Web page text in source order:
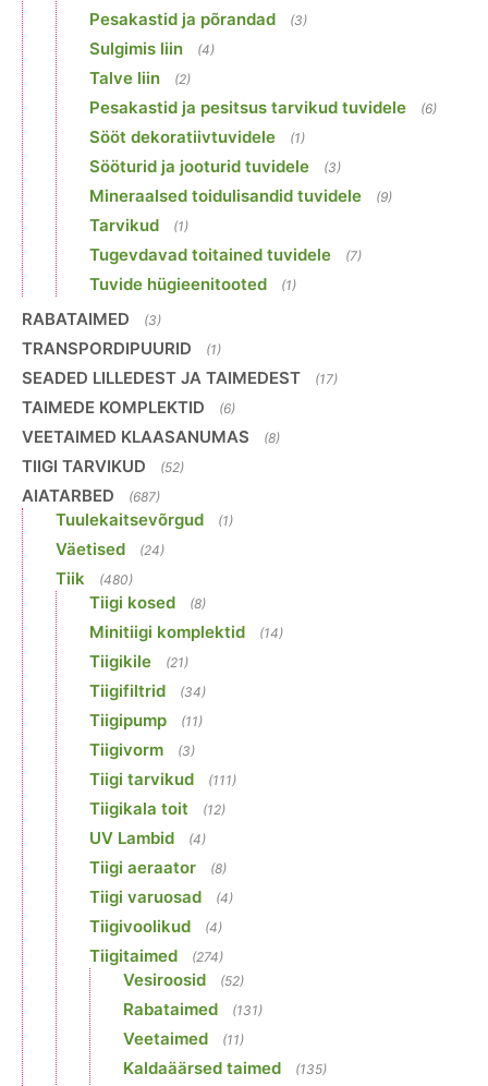
Pesakastid ja põrandad (3)
Sulgimis liin (4)
Talve liin (2)
Pesakastid ja pesitsus tarvikud tuvidele (6)
Sööt dekoratiivtuvidele (1)
Sööturid ja jooturid tuvidele (3)
Mineraalsed toidulisandid tuvidele (9)
Tarvikud (1)
Tugevdavad toitained tuvidele (7)
Tuvide hügieenitooted (1)
RABATAIMED (3)
TRANSPORDIPUURID (1)
SEADED LILLEDEST JA TAIMEDEST (17)
TAIMEDE KOMPLEKTID (6)
VEETAIMED KLAASANUMAS (8)
TIIGI TARVIKUD (52)
AIATARBED (687)
Tuulekaitsevõrgud (1)
Väetised (24)
Tiik (480)
Tiigi kosed (8)
Minitiigi komplektid (14)
Tiigikile (21)
Tiigifiltrid (34)
Tiigipump (11)
Tiigivorm (3)
Tiigi tarvikud (111)
Tiigikala toit (12)
UV Lambid (4)
Tiigi aeraator (8)
Tiigi varuosad (4)
Tiigivoolikud (4)
Tiigitaimed (274)
Vesiroosid (52)
Rabataimed (131)
Veetaimed (11)
Kaldaäärsed taimed (135)